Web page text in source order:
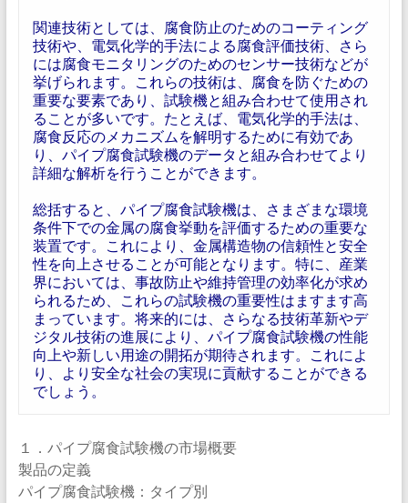
関連技術としては、腐食防止のためのコーティング
技術や、電気化学的手法による腐食評価技術、さら
には腐食モニタリングのためのセンサー技術などが
挙げられます。これらの技術は、腐食を防ぐための
重要な要素であり、試験機と組み合わせて使用され
ることが多いです。たとえば、電気化学的手法は、
腐食反応のメカニズムを解明するために有効であ
り、パイプ腐食試験機のデータと組み合わせてより
詳細な解析を行うことができます。
総括すると、パイプ腐食試験機は、さまざまな環境
条件下での金属の腐食挙動を評価するための重要な
装置です。これにより、金属構造物の信頼性と安全
性を向上させることが可能となります。特に、産業
界においては、事故防止や維持管理の効率化が求め
られるため、これらの試験機の重要性はますます高
まっています。将来的には、さらなる技術革新やデ
ジタル技術の進展により、パイプ腐食試験機の性能
向上や新しい用途の開拓が期待されます。これによ
り、より安全な社会の実現に貢献することができる
でしょう。
１．パイプ腐食試験機の市場概要
製品の定義
パイプ腐食試験機：タイプ別